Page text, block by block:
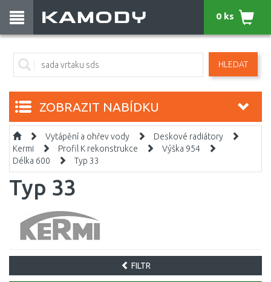
HLEDAT
0 ks
ZOBRAZIT NABÍDKU
Vytápění a ohřev vody
Deskové radiátory
Kermi
Profil K rekonstrukce
Výška 954
Délka 600
Typ 33
Typ 33
FILTR